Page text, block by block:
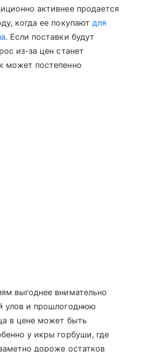
активнее продается
когда ее покупают для
. Если поставки будут
из-за цен станет
может постепенно
выгоднее внимательно
улов и прошлогоднюю
в цене может быть
у икры горбуши, где
дороже остатков